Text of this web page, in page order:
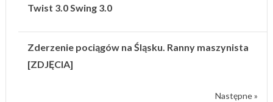
Twist 3.0 Swing 3.0
Zderzenie pociągów na Śląsku. Ranny maszynista
[ZDJĘCIA]
Następne »